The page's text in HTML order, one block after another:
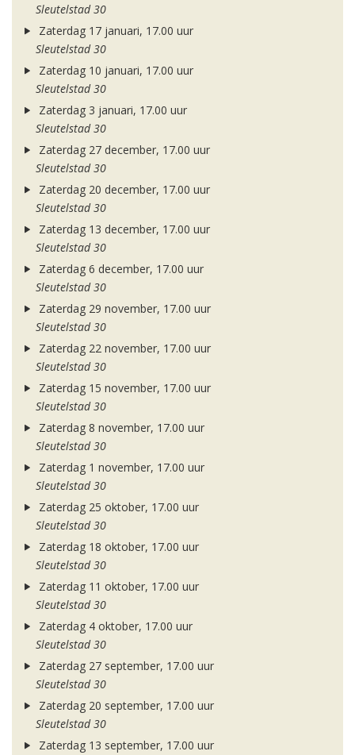
Sleutelstad 30
Zaterdag 17 januari, 17.00 uur
Sleutelstad 30
Zaterdag 10 januari, 17.00 uur
Sleutelstad 30
Zaterdag 3 januari, 17.00 uur
Sleutelstad 30
Zaterdag 27 december, 17.00 uur
Sleutelstad 30
Zaterdag 20 december, 17.00 uur
Sleutelstad 30
Zaterdag 13 december, 17.00 uur
Sleutelstad 30
Zaterdag 6 december, 17.00 uur
Sleutelstad 30
Zaterdag 29 november, 17.00 uur
Sleutelstad 30
Zaterdag 22 november, 17.00 uur
Sleutelstad 30
Zaterdag 15 november, 17.00 uur
Sleutelstad 30
Zaterdag 8 november, 17.00 uur
Sleutelstad 30
Zaterdag 1 november, 17.00 uur
Sleutelstad 30
Zaterdag 25 oktober, 17.00 uur
Sleutelstad 30
Zaterdag 18 oktober, 17.00 uur
Sleutelstad 30
Zaterdag 11 oktober, 17.00 uur
Sleutelstad 30
Zaterdag 4 oktober, 17.00 uur
Sleutelstad 30
Zaterdag 27 september, 17.00 uur
Sleutelstad 30
Zaterdag 20 september, 17.00 uur
Sleutelstad 30
Zaterdag 13 september, 17.00 uur